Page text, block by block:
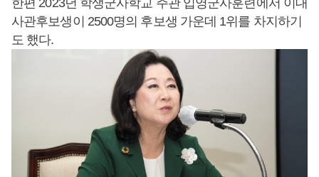
한편 2023년 학생군사학교 주관 입영군사훈련에서 이대
사관후보생이 2500명의 후보생 가운데 1위를 차지하기
도 했다.